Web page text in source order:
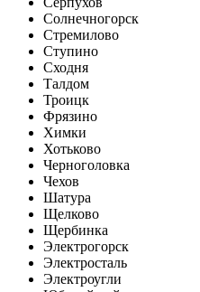
Солнечногорск
Стремилово
Ступино
Сходня
Талдом
Троицк
Фрязино
Химки
Хотьково
Черноголовка
Чехов
Шатура
Щелково
Щербинка
Электрогорск
Электросталь
Электроугли